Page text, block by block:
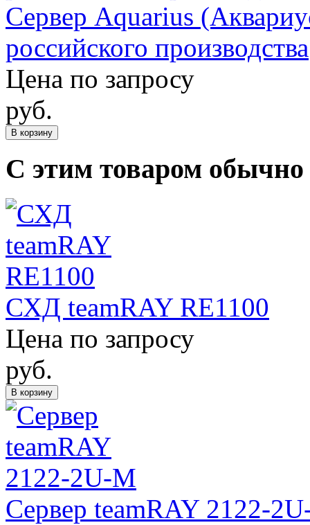
Сервер Aquarius
российского производства
Цена по запросу
руб.
В корзину
С этим товаром
СХД teamRAY RE1100
Цена по запросу
руб.
В корзину
Сервер teamRAY 2122-